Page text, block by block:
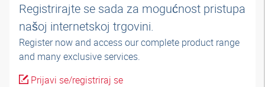
Registrirajte se sada za mogućnost pristupa
našoj internetskoj trgovini.
Register now and access our complete product range
and many exclusive services.
Prijavi se/registriraj se